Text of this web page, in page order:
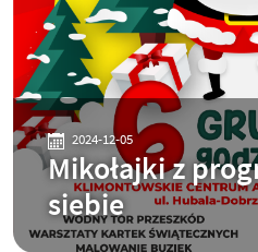
2024-12-05
Mikołajki z
siebie